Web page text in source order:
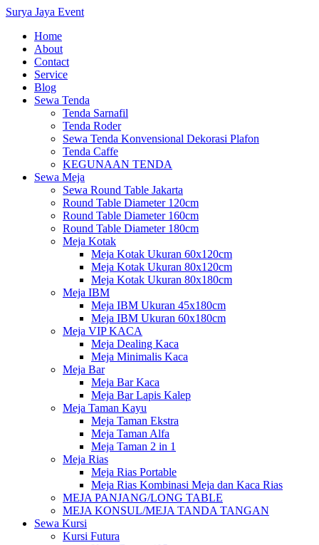
Surya Jaya Event
Home
About
Contact
Service
Blog
Sewa Tenda
Tenda Sarnafil
Tenda Roder
Sewa Tenda Konvensional Dekorasi Plafon
Tenda Caffe
KEGUNAAN TENDA
Sewa Meja
Sewa Round Table Jakarta
Round Table Diameter 120cm
Round Table Diameter 160cm
Round Table Diameter 180cm
Meja Kotak
Meja Kotak Ukuran 60x120cm
Meja Kotak Ukuran 80x120cm
Meja Kotak Ukuran 80x180cm
Meja IBM
Meja IBM Ukuran 45x180cm
Meja IBM Ukuran 60x180cm
Meja VIP KACA
Meja Dealing Kaca
Meja Minimalis Kaca
Meja Bar
Meja Bar Kaca
Meja Bar Lapis Kalep
Meja Taman Kayu
Meja Taman Ekstra
Meja Taman Alfa
Meja Taman 2 in 1
Meja Rias
Meja Rias Portable
Meja Rias Kombinasi Meja dan Kaca Rias
MEJA PANJANG/LONG TABLE
MEJA KONSUL/MEJA TANDA TANGAN
Sewa Kursi
Kursi Futura